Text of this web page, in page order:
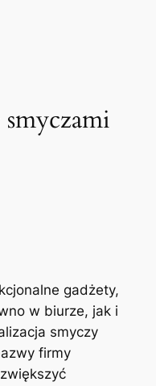
gadżety,
w biurze, jak i
smyczy
firmy